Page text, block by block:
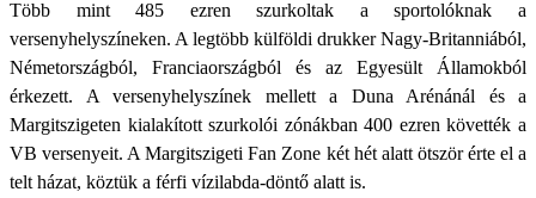
Több mint 485 ezren szurkoltak a sportolóknak a
versenyhelyszíneken. A legtöbb külföldi drukker Nagy-Britanniából,
Németországból, Franciaországból és az Egyesült Államokból
érkezett. A versenyhelyszínek mellett a Duna Arénánál és a
Margitszigeten kialakított szurkolói zónákban 400 ezren követték a
VB versenyeit. A Margitszigeti Fan Zone két hét alatt ötször érte el a
telt házat, köztük a férfi vízilabda-döntő alatt is.